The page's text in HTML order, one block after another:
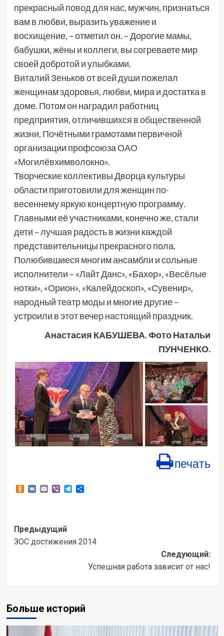
прекрасный повод для нас, мужчин, признаться
вам в любви, выразить уважение и
восхищение, – отметил он. – Дорогие мамы,
бабушки, жёны и коллеги, вы согреваете мир
своей добротой и улыбками.
Виталий Зеньков от всей души пожелал
женщинам здоровья, любви, мира и достатка в
доме. Потом он наградил работниц
предприятия, отличившихся в общественной
жизни, Почётными грамотами первичной
организации профсоюза ОАО
«Могилёвхимволокно».
Творческие коллективы Дворца культуры
области приготовили для женщин по-
весеннему яркую концертную программу.
Главными её участниками, конечно же, стали
дети – лучшая радость в жизни каждой
представительницы прекрасного пола.
Полюбившиеся многим ансамбли и сольные
исполнители – «Лайт Данс», «Бахор», «Весёлые
нотки», «Орион», «Калейдоскоп», «Сувенир»,
народный театр моды и многие другие –
устроили в этот вечер настоящий праздник.
Анастасия КАБУШЕВА. Фото Натальи
ПУНЧЕНКО.
печать
Odnoklassniki
VKEmailViberTelegram
Отправить
Навигация
записи
Предыдущий
ЗОС достижения 2014
Следующий:
Успешная работа зависит от нас!
Больше историй